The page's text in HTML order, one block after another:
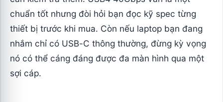
chuẩn tốt nhưng đòi hỏi bạn đọc kỹ spec từng
thiết bị trước khi mua. Còn nếu laptop bạn đang
nhắm chỉ có USB-C thông thường, đừng kỳ vọng
nó có thể cáng đáng được đa màn hình qua một
sợi cáp.